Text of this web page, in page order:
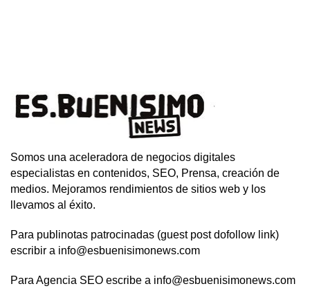
Somos una aceleradora de negocios digitales
especialistas en contenidos, SEO, Prensa, creación de
medios. Mejoramos rendimientos de sitios web y los
llevamos al éxito.
Para publinotas patrocinadas (guest post dofollow link)
escribir a info@esbuenisimonews.com
Para Agencia SEO escribe a info@esbuenisimonews.com